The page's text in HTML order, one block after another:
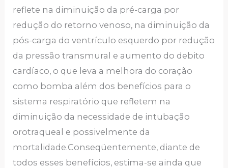
reflete na diminuição da pré-carga por
redução do retorno venoso, na diminuição da
pós-carga do ventrículo esquerdo por redução
da pressão transmural e aumento do debito
cardíaco, o que leva a melhora do coração
como bomba além dos benefícios para o
sistema respiratório que refletem na
diminuição da necessidade de intubação
orotraqueal e possivelmente da
mortalidade.Conseqüentemente, diante de
todos esses benefícios, estima-se ainda que